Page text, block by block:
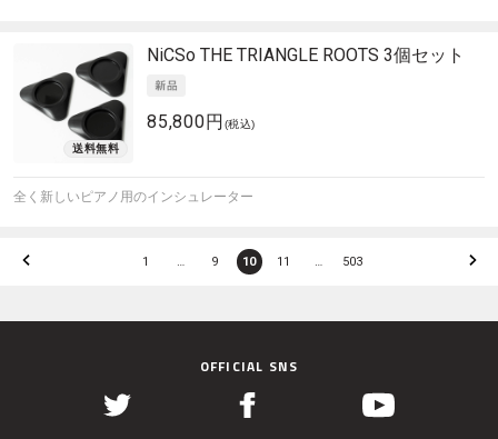
NiCSo THE TRIANGLE ROOTS 3個セット
85,800円 (税込)
全く新しいピアノ用のインシュレーター
1 … 9 10 11 … 503
OFFICIAL SNS